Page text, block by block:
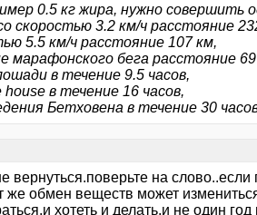
0.5 кг жира, нужно совершить
скоростью 3.2 км/ч расстояние
5.5 км/ч расстояние 107 км,
марафонского бега расстояние
в течение 9.5 часов,
в течение 16 часов,
Бетховена в течение 30
вернуться.поверьте на
же обмен веществ может
хотеть и делать.и не один